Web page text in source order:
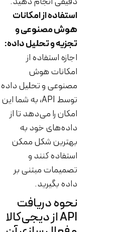
استفاده از امکانات
هوش مصنوعی و
تجزیه و تحلیل داده:
اجازه استفاده از
امکانات هوش
مصنوعی و تحلیل داده
توسط API، به شما این
امکان را می‌دهد تا از
داده‌های خود به
بهترین شکل ممکن
استفاده کنند و
تصمیمات مبتنی بر
داده بگیرید.
نحوه دریافت
API از دیجی‌کالا